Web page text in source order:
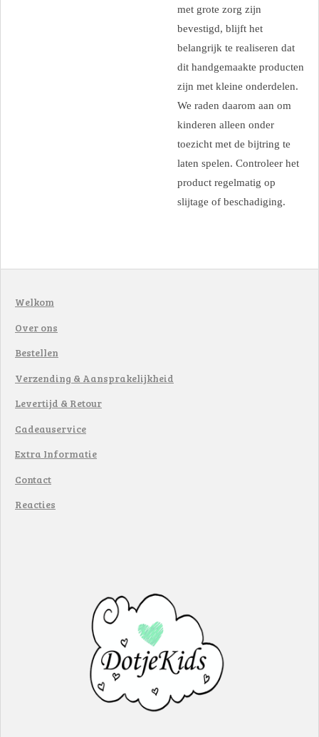
met grote zorg zijn
bevestigd, blijft het
belangrijk te realiseren dat
dit handgemaakte producten
zijn met kleine onderdelen.
We raden daarom aan om
kinderen alleen onder
toezicht met de bijtring te
laten spelen. Controleer het
product regelmatig op
slijtage of beschadiging.
Welkom
Over ons
Bestellen
Verzending & Aansprakelijkheid
Levertijd & Retour
Cadeauservice
Extra Informatie
Contact
Reacties